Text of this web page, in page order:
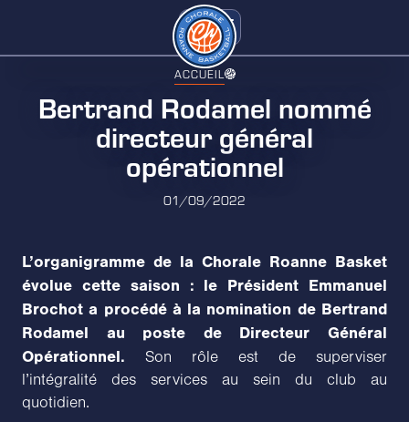
ACCUEIL
Bertrand Rodamel nommé
directeur général
opérationnel
01/09/2022
L’organigramme de la Chorale Roanne Basket
évolue cette saison : le Président Emmanuel
Brochot a procédé à la nomination de Bertrand
Rodamel au poste de Directeur Général
Opérationnel. Son rôle est de superviser
l’intégralité des services au sein du club au
quotidien.